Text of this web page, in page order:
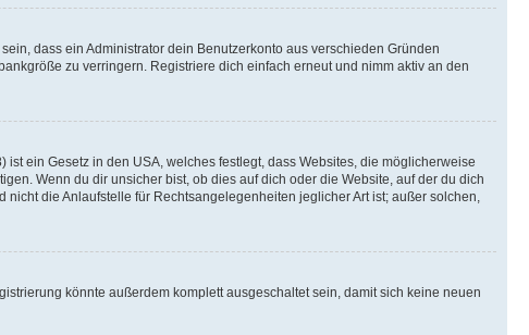
dass ein Administrator dein Benutzerkonto aus verschieden Gründen
zu verringern. Registriere dich einfach erneut und nimm aktiv an den
ein Gesetz in den USA, welches festlegt, dass Websites, die möglicherweise
Wenn du dir unsicher bist, ob dies auf dich oder die Website, auf der du dich
die Anlaufstelle für Rechtsangelegenheiten jeglicher Art ist; außer solchen,
könnte außerdem komplett ausgeschaltet sein, damit sich keine neuen